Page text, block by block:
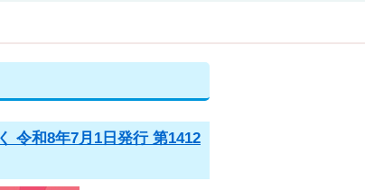
令和8年7月1日発行 第1412